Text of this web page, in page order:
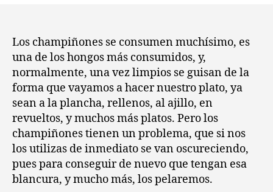
(LI)
:
Pelar
champiñones
Los champiñones se consumen muchísimo, es
una de los hongos más consumidos, y,
normalmente, una vez limpios se guisan de la
forma que vayamos a hacer nuestro plato, ya
sean a la plancha, rellenos, al ajillo, en
revueltos, y muchos más platos. Pero los
champiñones tienen un problema, que si nos
los utilizas de inmediato se van oscureciendo,
pues para conseguir de nuevo que tengan esa
blancura, y mucho más, los pelaremos.